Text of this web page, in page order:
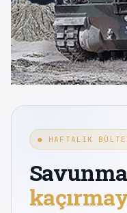
● HAFTALIK